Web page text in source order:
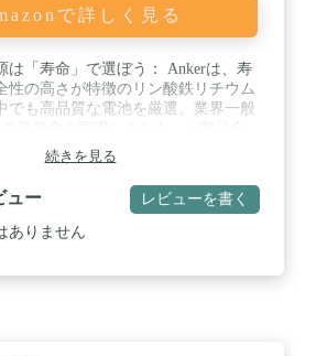
ブルと取扱説明書が付属します。
で詳しく見る
は「寿命」で選ぼう： Ankerは、寿
性の高さが特徴のリン酸鉄リチウム
でも高品質な電池を厳選。業界一般
ータブル電源を構成する各要素を最
製品全体の長寿命化を実現する
InfiniPower設計】を採用し、約10年
用いただけます。 / InfiniPower 設
池だけでなく、数千の内部電子部品
続きを見る
ュー レビューを書く
ありません